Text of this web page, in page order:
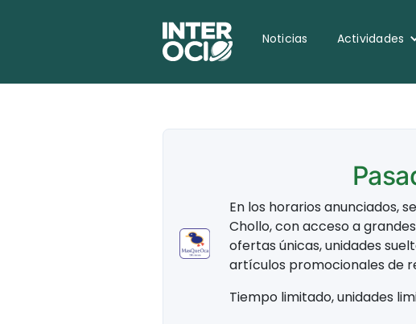
Noticias Actividades
En los horarios anunciados,
Chollo, con acceso a
ofertas únicas, unidades
artículos promocionales de
Tiempo limitado, unidades